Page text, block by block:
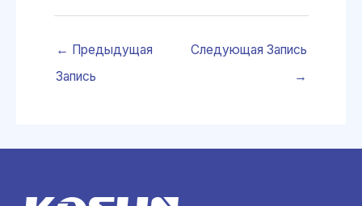
← Предыдущая
Запись
Следующая Запись
→